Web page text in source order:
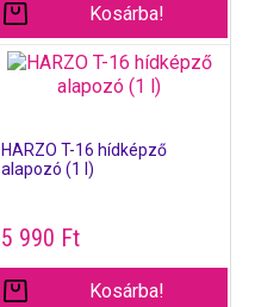
Kosárba!
HARZO T-16 hídképző
alapozó (1 l)
5 990 Ft
Kosárba!